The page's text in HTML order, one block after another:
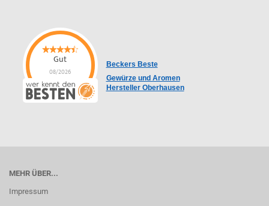
Gut
08/2026
Beckers Beste
Gewürze und Aromen
Hersteller Oberhausen
MEHR ÜBER...
Impressum